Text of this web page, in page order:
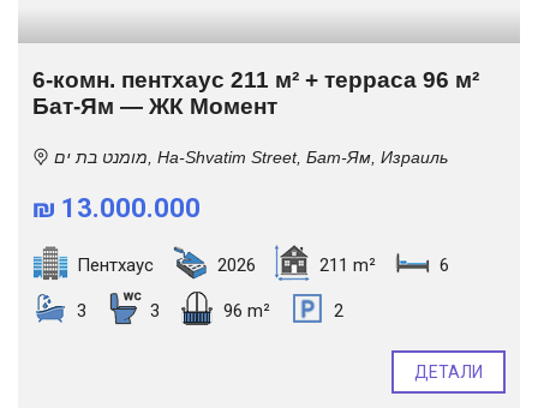
6-комн. пентхаус 211 м² + терраса 96 м²
Бат-Ям — ЖК Момент
מומנט בת ים, Ha-Shvatim Street, Бат-Ям, Израиль
₪ 13.000.000
Пентхаус 2026 211 m² 6
3 3 96 m² 2
ДЕТАЛИ